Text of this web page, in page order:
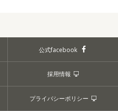
公式facebook
採用情報
プライバシーポリシー